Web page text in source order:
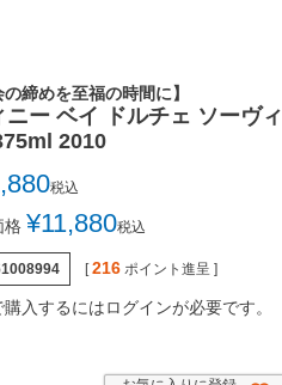
の締めを至福の時間に】
ニー ベイ ドルチェ ソーヴィ
2010
税込
格 ¥11,880税込
[ 216 ポイント進呈 ]
入するにはログインが必要です。